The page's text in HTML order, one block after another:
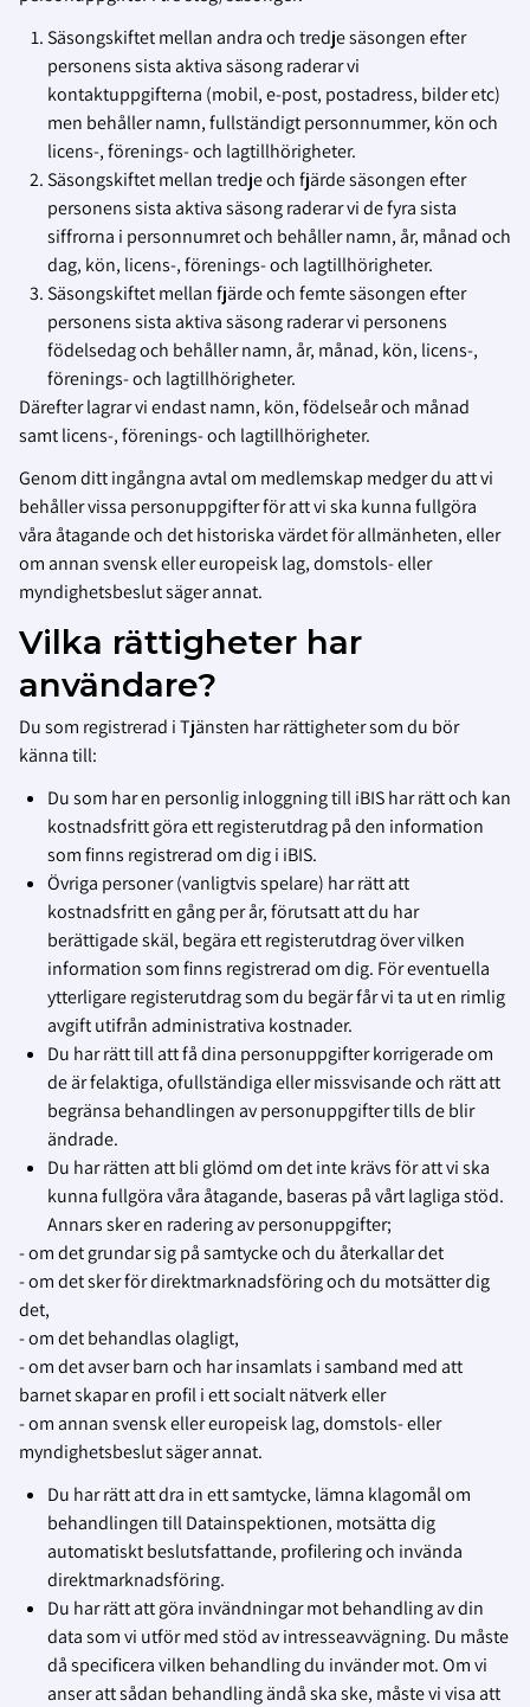
Säsongskiftet mellan andra och tredje säsongen efter
personens sista aktiva säsong raderar vi
kontaktuppgifterna (mobil, e-post, postadress, bilder etc)
men behåller namn, fullständigt personnummer, kön och
licens-, förenings- och lagtillhörigheter.
Säsongskiftet mellan tredje och fjärde säsongen efter
personens sista aktiva säsong raderar vi de fyra sista
siffrorna i personnumret och behåller namn, år, månad och
dag, kön, licens-, förenings- och lagtillhörigheter.
Säsongskiftet mellan fjärde och femte säsongen efter
personens sista aktiva säsong raderar vi personens
födelsedag och behåller namn, år, månad, kön, licens-,
förenings- och lagtillhörigheter.
Därefter lagrar vi endast namn, kön, födelseår och månad
samt licens-, förenings- och lagtillhörigheter.
Genom ditt ingångna avtal om medlemskap medger du att vi
behåller vissa personuppgifter för att vi ska kunna fullgöra
våra åtagande och det historiska värdet för allmänheten, eller
om annan svensk eller europeisk lag, domstols- eller
myndighetsbeslut säger annat.
Vilka rättigheter har
användare?
Du som registrerad i Tjänsten har rättigheter som du bör
känna till:
Du som har en personlig inloggning till iBIS har rätt och kan
kostnadsfritt göra ett registerutdrag på den information
som finns registrerad om dig i iBIS.
Övriga personer (vanligtvis spelare) har rätt att
kostnadsfritt en gång per år, förutsatt att du har
berättigade skäl, begära ett registerutdrag över vilken
information som finns registrerad om dig. För eventuella
ytterligare registerutdrag som du begär får vi ta ut en rimlig
avgift utifrån administrativa kostnader.
Du har rätt till att få dina personuppgifter korrigerade om
de är felaktiga, ofullständiga eller missvisande och rätt att
begränsa behandlingen av personuppgifter tills de blir
ändrade.
Du har rätten att bli glömd om det inte krävs för att vi ska
kunna fullgöra våra åtagande, baseras på vårt lagliga stöd.
Annars sker en radering av personuppgifter;
- om det grundar sig på samtycke och du återkallar det
- om det sker för direktmarknadsföring och du motsätter dig
det,
- om det behandlas olagligt,
- om det avser barn och har insamlats i samband med att
barnet skapar en profil i ett socialt nätverk eller
- om annan svensk eller europeisk lag, domstols- eller
myndighetsbeslut säger annat.
Du har rätt att dra in ett samtycke, lämna klagomål om
behandlingen till Datainspektionen, motsätta dig
automatiskt beslutsfattande, profilering och invända
direktmarknadsföring.
Du har rätt att göra invändningar mot behandling av din
data som vi utför med stöd av intresseavvägning. Du måste
då specificera vilken behandling du invänder mot. Om vi
anser att sådan behandling ändå ska ske, måste vi visa att